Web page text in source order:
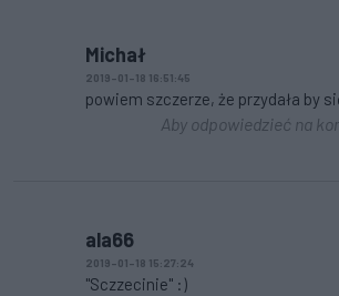
Michał
2019-01-18 16:51:45
powiem szczerze, że przydała by
Aby odpowiedzieć na
ala66
2019-01-18 15:27:24
"Sczzecinie" :)